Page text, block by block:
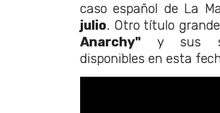
caso español de La
julio. Otro título
Anarchy" y sus
disponibles en esta